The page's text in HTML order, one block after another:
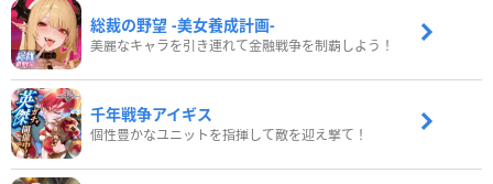
総裁の野望 -美女養成計画-
美麗なキャラを引き連れて金融戦争を制覇しよう！
千年戦争アイギス
個性豊かなユニットを指揮して敵を迎え撃て！